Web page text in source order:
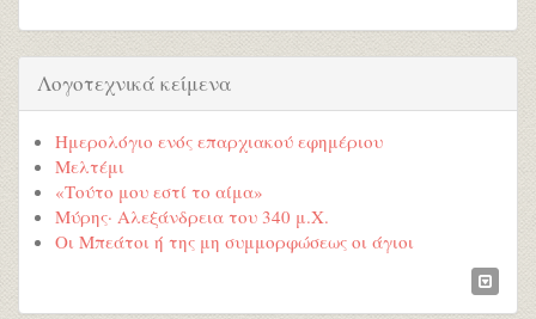
Λογοτεχνικά κείμενα
Ημερολόγιο ενός επαρχιακού εφημέριου
Μελτέμι
«Τούτο μου εστί το αίμα»
Μύρης· Αλεξάνδρεια του 340 μ.Χ.
Οι Μπεάτοι ή της μη συμμορφώσεως οι άγιοι